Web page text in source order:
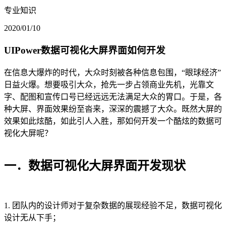
专业知识
2020/01/10
UIPower数据可视化大屏界面如何开发
在信息大爆炸的时代，大众时刻被各种信息包围，“眼球经济”
日益火爆。想要吸引大众，抢先一步占领商业先机，光靠文
字、配图和宣传口号已经远远无法满足大众的胃口。于是，各
种大屏、界面效果纷至沓来，深深的震撼了大众。既然大屏的
效果如此炫酷，如此引人入胜，那如何开发一个酷炫的数据可
视化大屏呢？
一．数据可视化大屏界面开发现状
1. 团队内的设计师对于复杂数据的展现经验不足，数据可视化
设计无从下手；